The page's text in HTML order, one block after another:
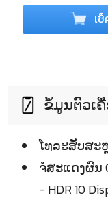
เ
ຂໍ້ມູນຕົວເຄື່
ໂທລະສັບສະ
ຈໍໍສະແດງຜົນ
- HDR 10